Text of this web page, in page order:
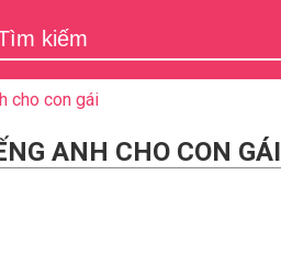
cho con gái
ANH CHO CON GÁI